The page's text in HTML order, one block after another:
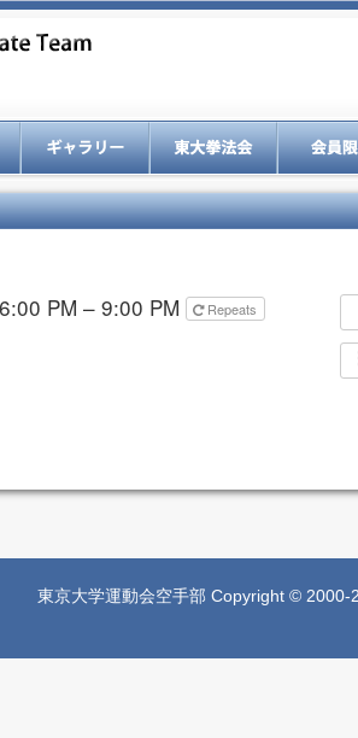
PM – 9:00 PM Repeats
東京大学運動会空手部 Copyright © 2000-